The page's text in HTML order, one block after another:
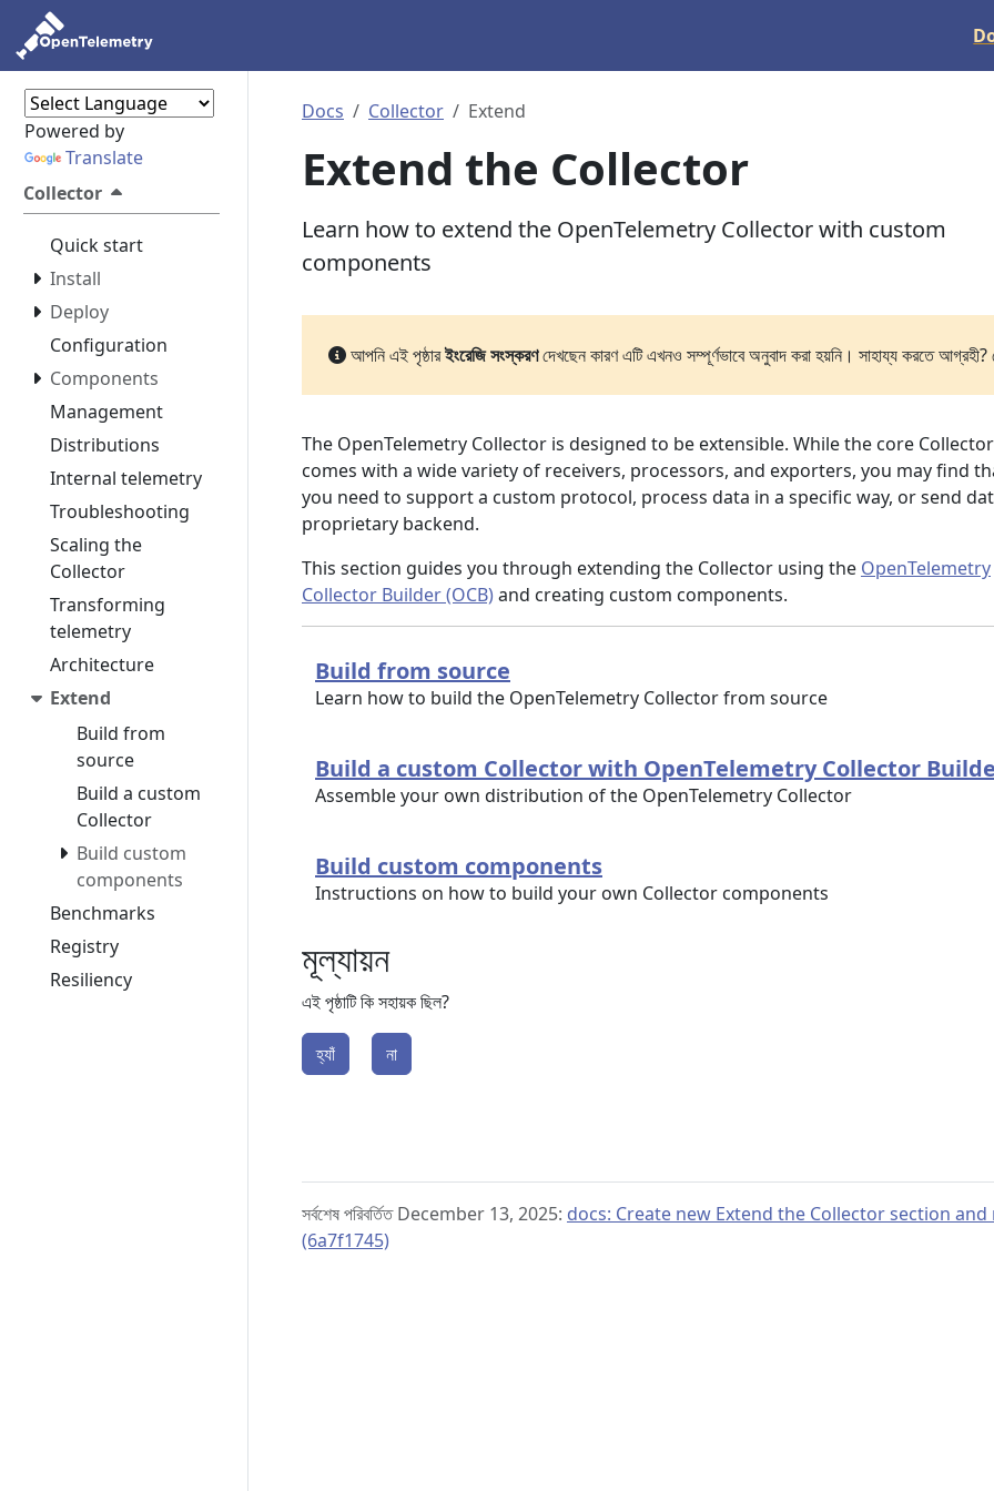
Powered by
Translate
Collector
Quick start
Install
Deploy
Configuration
Components
Management
Distributions
Internal telemetry
Troubleshooting
Scaling the
Collector
Transforming
telemetry
Architecture
Extend
Build from
source
Build a custom
Collector
Build custom
components
Benchmarks
Registry
Resiliency
Docs Collector Extend
Extend the Collector
Learn how to extend the OpenTelemetry Collector with custom
components
আপনি এই পৃষ্ঠারইংরেজি সংস্করণদেখছেন কারণ এটি এখনও সম্পূর্ণভাবে অনুবাদ করা হয়নি। সাহায্য করতে আগ্রহী?
The OpenTelemetry Collector is designed to be extensible. While the core Collector
comes with a wide variety of receivers, processors, and exporters, you may find
you need to support a custom protocol, process data in a specific way, or send
proprietary backend.
This section guides you through extending the Collector using the OpenTelemetry
Collector Builder (OCB)and creating custom components.
Build from source
Learn how to build the OpenTelemetry Collector from source
Build a custom Collector with OpenTelemetry Collector
Assemble your own distribution of the OpenTelemetry Collector
Build custom components
Instructions on how to build your own Collector components
মূল্যায়ন
এই পৃষ্ঠাটি কি সহায়ক ছিল?
হ্যাঁ না
সর্বশেষ পরিবর্তিত December 13, 2025: docs: Create new Extend the Collector section
(6a7f1745)